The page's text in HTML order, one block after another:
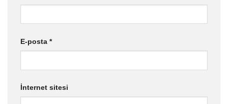
E-posta *
İnternet sitesi